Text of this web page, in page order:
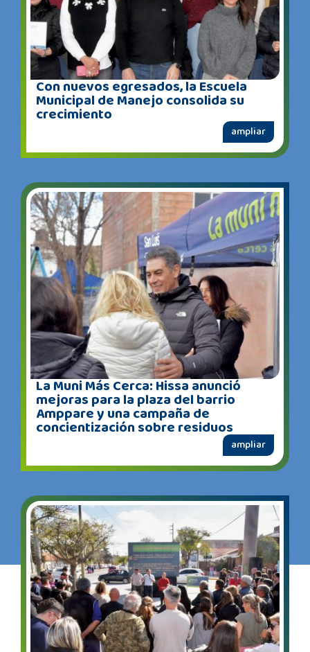
Con nuevos egresados, la Escuela
Municipal de Manejo consolida su
crecimiento
ampliar
La Muni Más Cerca: Hissa anunció
mejoras para la plaza del barrio
Amppare y una campaña de
concientización sobre residuos
ampliar